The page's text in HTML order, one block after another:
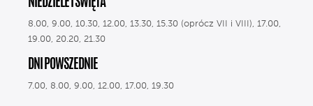
NIEDZIELE I ŚWIĘTA
8.00, 9.00, 10.30, 12.00, 13.30, 15.30 (oprócz VII i VIII), 17.00,
19.00, 20.20, 21.30
DNI POWSZEDNIE
7.00, 8.00, 9.00, 12.00, 17.00, 19.30